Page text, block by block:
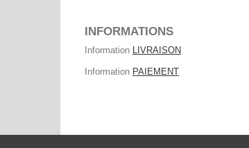
INFORMATIONS
Information LIVRAISON
Information PAIEMENT